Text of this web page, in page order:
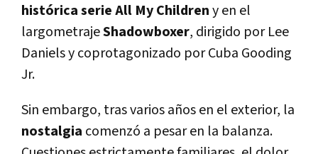
histórica serie All My Childreny en el
largometrajeShadowboxer, dirigido por Lee
Daniels y coprotagonizado por Cuba Gooding
Jr.
Sin embargo, tras varios años en el exterior, la
nostalgia comenzó a pesar en la balanza.